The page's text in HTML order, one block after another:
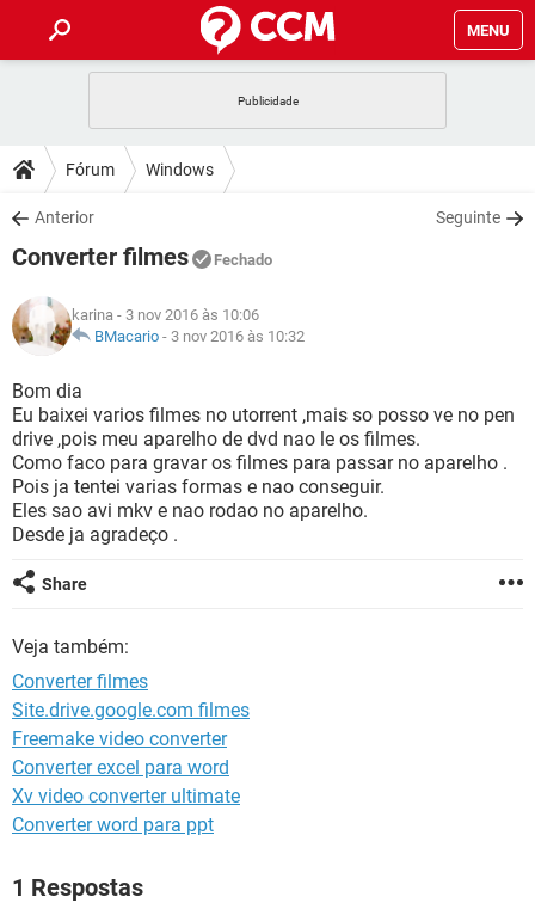
MENU
CELULAR
OUTLOOK
INSTAGRAM
GUIA DE COMPRAS
DICAS
JOGOS
INSTAGRAM
DOWNLOADS
JOGOS
CELULAR
OUTLOOK EXCEL
INSTAGRAM
GUIA DE COMPRAS
JOGOS
OUTLOOK
INSTAGRAM GMAIL
GUIA DE COMPRAS
GLOSSÁRIO
JOGOS
CELULAR FACEBOOK
OUTLOOK EXCEL
INSTAGRAM
GUIA DE COMPRAS
Fórum Windows
Anterior Seguinte
Converter filmes Fechado
karina - 3 nov 2016 às 10:06
BMacario - 3 nov 2016 às 10:32
Bom dia
Eu baixei varios filmes no utorrent ,mais so posso ve no pen
drive ,pois meu aparelho de dvd nao le os filmes.
Como faco para gravar os filmes para passar no aparelho .
Pois ja tentei varias formas e nao conseguir.
Eles sao avi mkv e nao rodao no aparelho.
Desde ja agradeço .
Share
Veja também:
Converter filmes
Site.drive.google.com filmes
Freemake video converter
Converter excel para word
Xv video converter ultimate
Converter word para ppt
1 Respostas